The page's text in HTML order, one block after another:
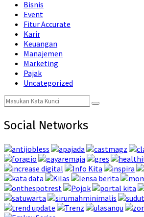
Bisnis
Event
Fitur Accurate
Karir
Keuangan
Manajemen
Marketing
Pajak
Uncategorized
Search
for:
Search
Social Networks